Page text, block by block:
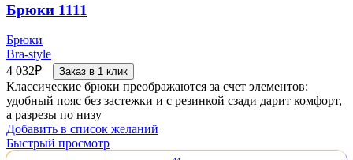
Брюки 1111
Брюки
Bra-style
4 032₽ Заказ в 1 клик
Классические брюки преображаются за счет элементов:
удобный пояс без застежки и с резинкой сзади дарит комфорт,
а разрезы по низу
Добавить в список желаний
Быстрый просмотр